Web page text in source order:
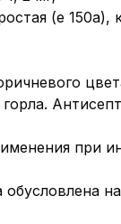
(е
при